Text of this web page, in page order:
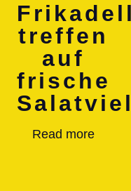
treffen
auf
frische
Read more